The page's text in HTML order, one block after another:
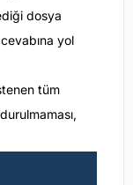
dosya
yol
tüm